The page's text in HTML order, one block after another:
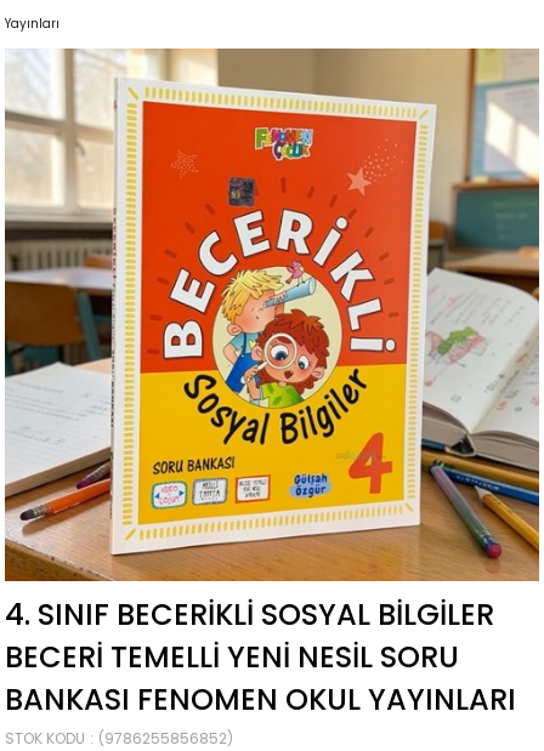
Yayınları
4. SINIF BECERIKLI SOSYAL BILGILER
BECERI TEMELLI YENI NESIL SORU
BANKASI FENOMEN OKUL YAYINLARI
STOK KODU
(9786255856852)